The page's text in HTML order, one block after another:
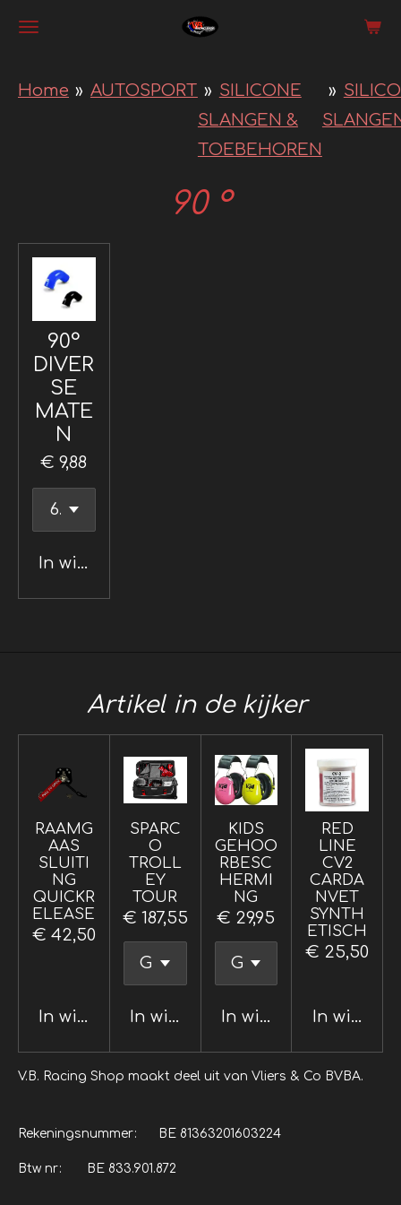
Ga
naar
Home » AUTOSPORT » SILICONE
SLANGEN &
TOEBEHOREN
»
90 °
90°
DIVER
SE
MATE
N
€ 9,88
In winkelwagen
Artikel in de kijker
RAAMG
AAS
SLUITI
NG
QUICKR
ELEASE
€ 42,50
In winkelwagen
SPARC
O
TROLL
EY
TOUR
€ 187,55
In winkelwagen
KIDS
GEHOO
RBESC
HERMI
NG
€ 29,95
In winkelwagen
RED
LINE
CV2
CARDA
NVET
SYNTH
ETISCH
€ 25,50
In
V.B. Racing Shop maakt deel uit van Vliers & Co BVBA.
Rekeningsnummer: BE 81363201603224
Btw nr: BE 833.901.872